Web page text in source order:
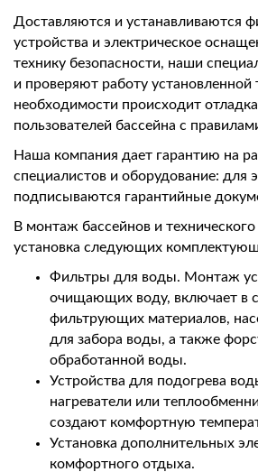
Доставляются и устанавливаются
устройства и электрическое
технику безопасности, наши
и проверяют работу установленной
необходимости происходит
пользователей бассейна с
Наша компания дает гарантию на
специалистов и оборудование: для
подписываются гарантийные
В монтаж бассейнов и
установка следующих
Фильтры для воды. Монтаж
очищающих воду, включает в
фильтрующих материалов,
для забора воды, а также
обработанной воды.
Устройства для подогрева
нагреватели или
создают комфортную
Установка дополнительных
комфортного отдыха.